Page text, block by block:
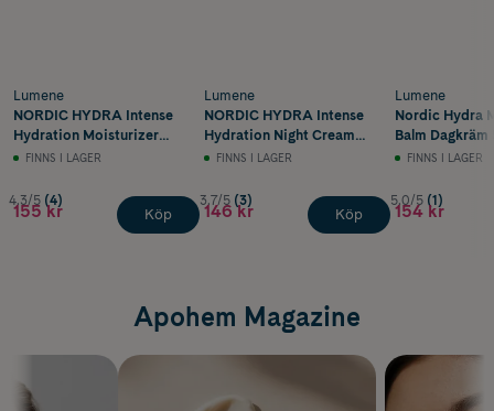
Lumene
NORDIC HYDRA Intense
Hydration Moisturizer
50 ml
FINNS I LAGER
4.3/5 (4)
155 kr Köp
Lumene
NORDIC HYDRA Intense
Hydration Night Cream
50 ml
FINNS I LAGER
3.7/5 (3)
146 kr Köp
Lumene
Nordic Hydra
Balm Dagkräm
FINNS I LAGER
5.0/5 (1)
154 kr
Apohem Magazine